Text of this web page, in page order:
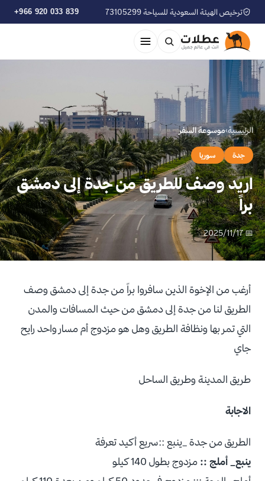
ترخيص الهيئة السعودية للسياحة 73105299 +966 920 033 839
الرئيسية›موسوعة السفر
جدة سوريا
اريد وصف للطريق من جدة إلى دمشق
براً
📅 2025/11/17
أرغب من الإخوة الذين سافروا براً من جدة إلى دمشق وصف
الطريق لنا من جدة إلى دمشق من حيث المسافات والمدن
التي تمر بها ونظافة الطريق وهل هو مزدوج أم مسار واحد رايح
جاي
طريق المدينة وطريق الساحل
الاجابة
الطريق من جدة _ينبع ::سريع أكيد تعرفة
ينبع_ أملج :: مزدوج بطول 140 كيلو